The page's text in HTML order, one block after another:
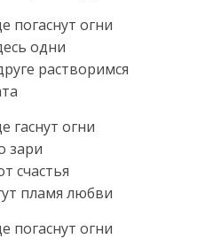
погаснут огни
одни
растворимся
гаснут огни
зари
счастья
пламя любви
погаснут огни